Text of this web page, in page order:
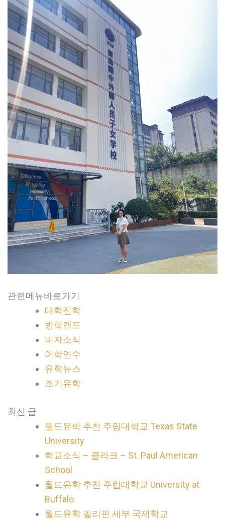
관련메뉴바로가기
대학진학
방학캠프
비자소식
어학연수
유학뉴스
조기유학
최신 글
월드유학 추천 주립대학교 Texas State
University
학교소식 – 클라크 – St. Paul American
School
월드유학 추천 주립대학교 University at
Buffalo
월드유학 필리핀 세부 국제학교